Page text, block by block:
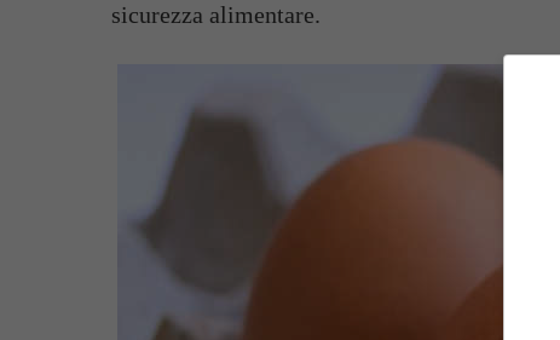
sicurezza alimentare.